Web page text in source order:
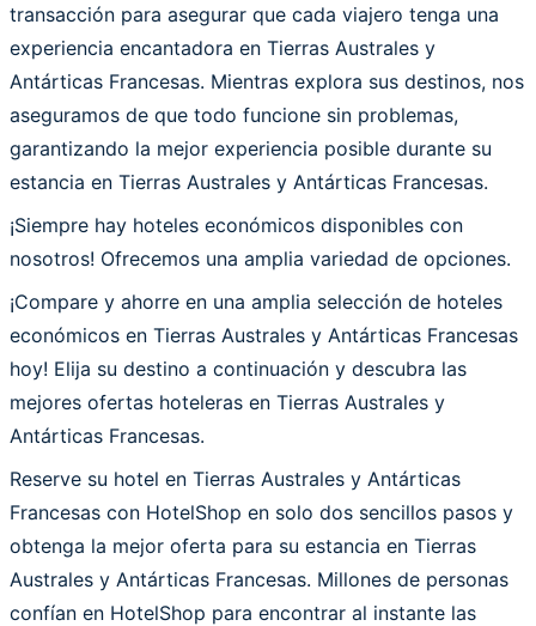
transacción para asegurar que cada viajero tenga una
experiencia encantadora en Tierras Australes y
Antárticas Francesas. Mientras explora sus destinos, nos
aseguramos de que todo funcione sin problemas,
garantizando la mejor experiencia posible durante su
estancia en Tierras Australes y Antárticas Francesas.
¡Siempre hay hoteles económicos disponibles con
nosotros! Ofrecemos una amplia variedad de opciones.
¡Compare y ahorre en una amplia selección de hoteles
económicos en Tierras Australes y Antárticas Francesas
hoy! Elija su destino a continuación y descubra las
mejores ofertas hoteleras en Tierras Australes y
Antárticas Francesas.
Reserve su hotel en Tierras Australes y Antárticas
Francesas con HotelShop en solo dos sencillos pasos y
obtenga la mejor oferta para su estancia en Tierras
Australes y Antárticas Francesas. Millones de personas
confían en HotelShop para encontrar al instante las